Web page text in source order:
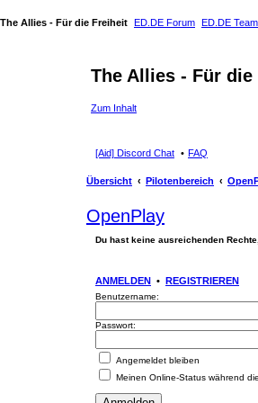
The Allies - Für die Freiheit ED.DE Forum ED.DE
The Allies - Für
Zum Inhalt
[Aid] Discord Chat FAQ
Übersicht Pilotenbereich
OpenPlay
Du hast keine ausreichenden
ANMELDEN • REGISTRIEREN
Benutzername:
Passwort:
Angemeldet bleiben
Meinen Online-Status während